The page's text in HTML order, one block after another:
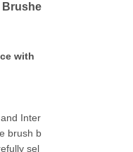
Brushe
with
Inter
brush b
sel